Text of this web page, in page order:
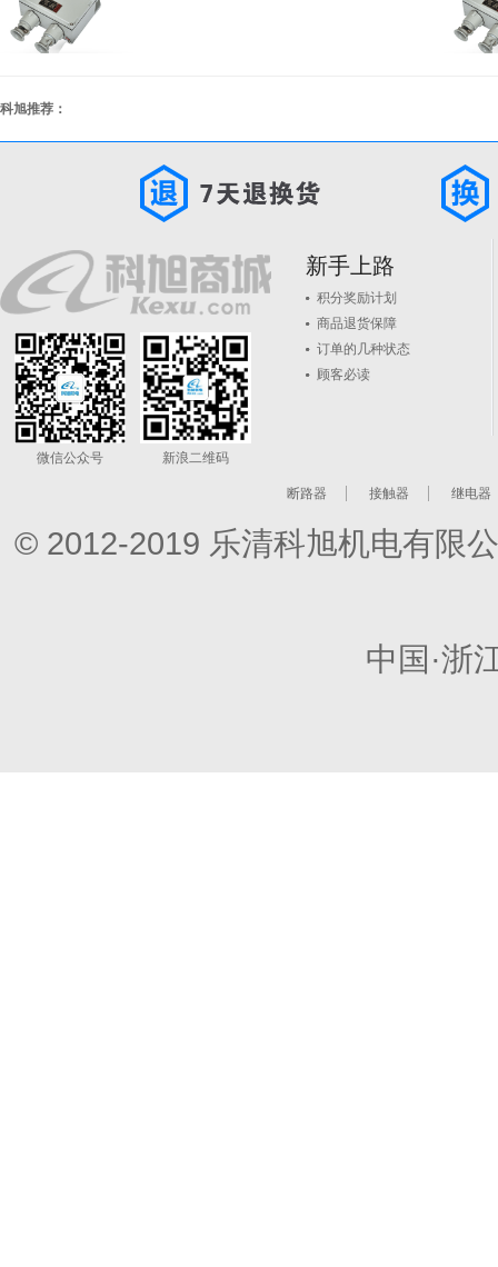
科旭推荐：
微信公众号 新浪二维码
新手上路
积分奖励计划
商品退货保障
订单的几种状态
顾客必读
断路器 接触器 继电器
© 2012-2019 乐清科旭机电有限
中国·浙